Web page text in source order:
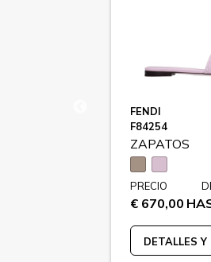
FENDI
F84254
ZAPATOS
PRECIO
€ 670,00
DETALLES Y